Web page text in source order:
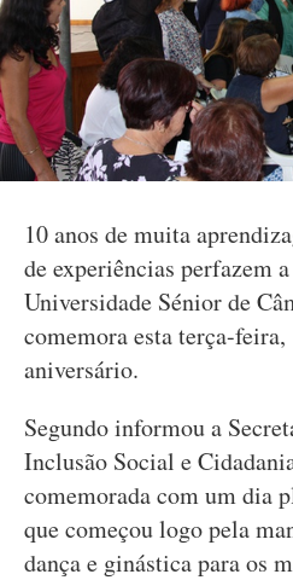
10 anos de muita
de experiências perfazem
Universidade Sénior de
comemora esta terça-
aniversário.
Segundo informou a
Inclusão Social e
comemorada com um dia
que começou logo pela
dança e ginástica para os